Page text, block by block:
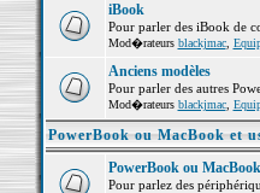
iBook
Pour parler des iBook de
Mod�rateurs blackjmac,
Anciens modèles
Pour parler des autres
Mod�rateurs blackjmac,
PowerBook ou MacBook et
PowerBook ou
Pour parlez des